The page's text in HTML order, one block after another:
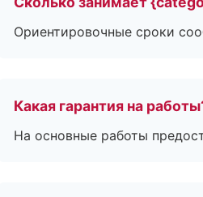
Ориентировочные сроки
Какая гарантия на
На основные работы